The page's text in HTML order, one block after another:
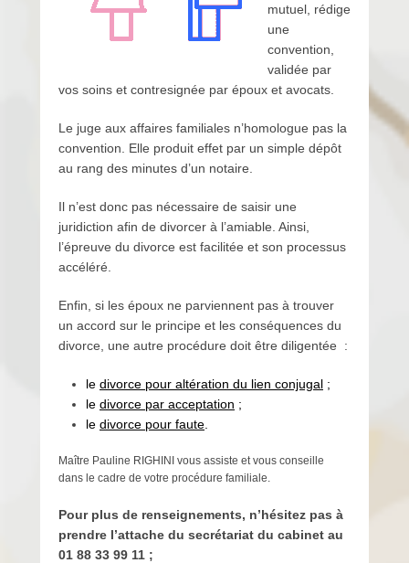
mutuel, rédige
une
convention,
validée par
vos soins et contresignée par époux et avocats.
Le juge aux affaires familiales n’homologue pas la
convention. Elle produit effet par un simple dépôt
au rang des minutes d’un notaire.
Il n’est donc pas nécessaire de saisir une
juridiction afin de divorcer à l’amiable. Ainsi,
l’épreuve du divorce est facilitée et son processus
accéléré.
Enfin, si les époux ne parviennent pas à trouver
un accord sur le principe et les conséquences du
divorce, une autre procédure doit être diligentée :
le divorce pour altération du lien conjugal ;
le divorce par acceptation ;
le divorce pour faute
Maître Pauline RIGHINI vous assiste et vous conseille
dans le cadre de votre procédure familiale.
Pour plus de renseignements, n’hésitez pas à
prendre l’attache du secrétariat du cabinet au
01 88 33 99 11 ;